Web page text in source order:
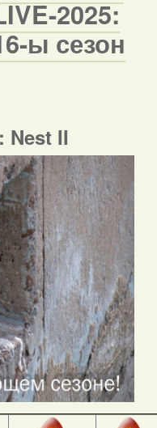
2025:
ы сезон
Nest II